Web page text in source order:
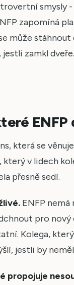
smysly
zapomíná
může
zamkl
která se
který v lidech
přesně sedí.
ENFP nemá
pro
Kolega,
jestli by
propojuje